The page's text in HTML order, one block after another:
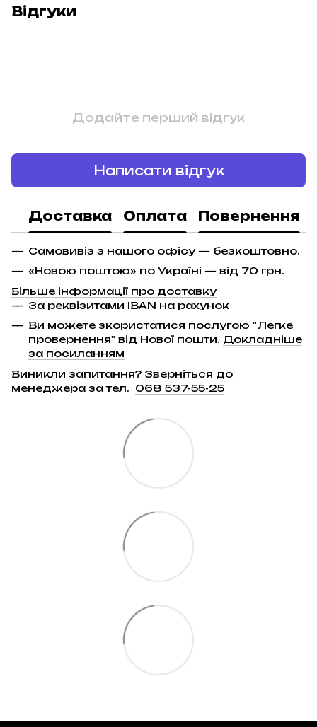
Відгуки
Додайте перший відгук
Написати відгук
Доставка Оплата Повернення
Самовивіз з нашого офісу — безкоштовно.
«Новою поштою» по Україні — від 70 грн.
Більше інформації про доставку
За реквізитами IBAN на рахунок
Ви можете зкористатися послугою "Легке
провернення" від Нової пошти. Докладніше
за посиланням
Виникли запитання? Зверніться до
менеджера за тел. 068 537-55-25